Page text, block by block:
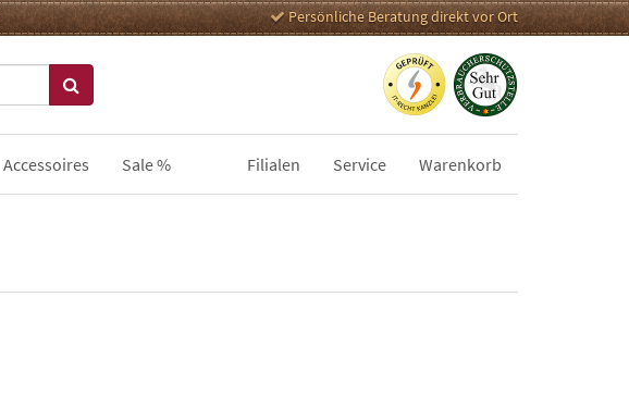
Persönliche Beratung direkt vor Ort
Accessoires Sale % Filialen Service Warenkorb